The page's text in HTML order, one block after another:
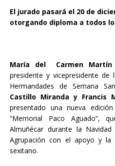
El jurado pasará el 20 de
otorgando diploma a todos
María del Carmen Martín
presidente y vicepresidente de
Hermandades de Semana
Castillo Miranda y Francis
presentado una nueva
“Memorial Paco Aguado”,
Almuñécar durante la
Agrupación con el apoyo y la
sexitano.